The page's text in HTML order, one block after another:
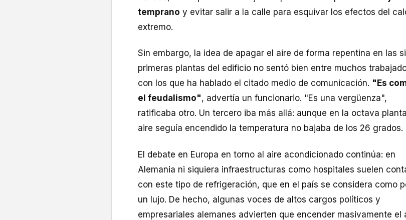
temprano y evitar salir a la calle para esquivar los efectos del
extremo.
Sin embargo, la idea de apagar el aire de forma repentina en las
primeras plantas del edificio no sentó bien entre muchos
con los que ha hablado el citado medio de comunicación. "Es
el feudalismo", advertía un funcionario. "Es una vergüenza",
ratificaba otro. Un tercero iba más allá: aunque en la octava
aire seguía encendido la temperatura no bajaba de los 26 grados.
El debate en Europa en torno al aire acondicionado continúa: en
Alemania ni siquiera infraestructuras como hospitales suelen
con este tipo de refrigeración, que en el país se considera como
un lujo. De hecho, algunas voces de altos cargos políticos y
empresariales alemanes advierten que encender masivamente el